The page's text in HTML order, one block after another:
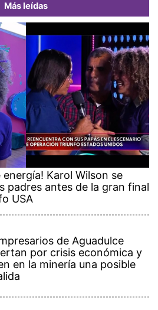
Más leídas
energía! Karol Wilson se
padres antes de la gran final
USA
de Aguadulce
por crisis económica y
en la minería una posible